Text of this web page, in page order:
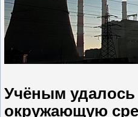
Учёным
окружающую